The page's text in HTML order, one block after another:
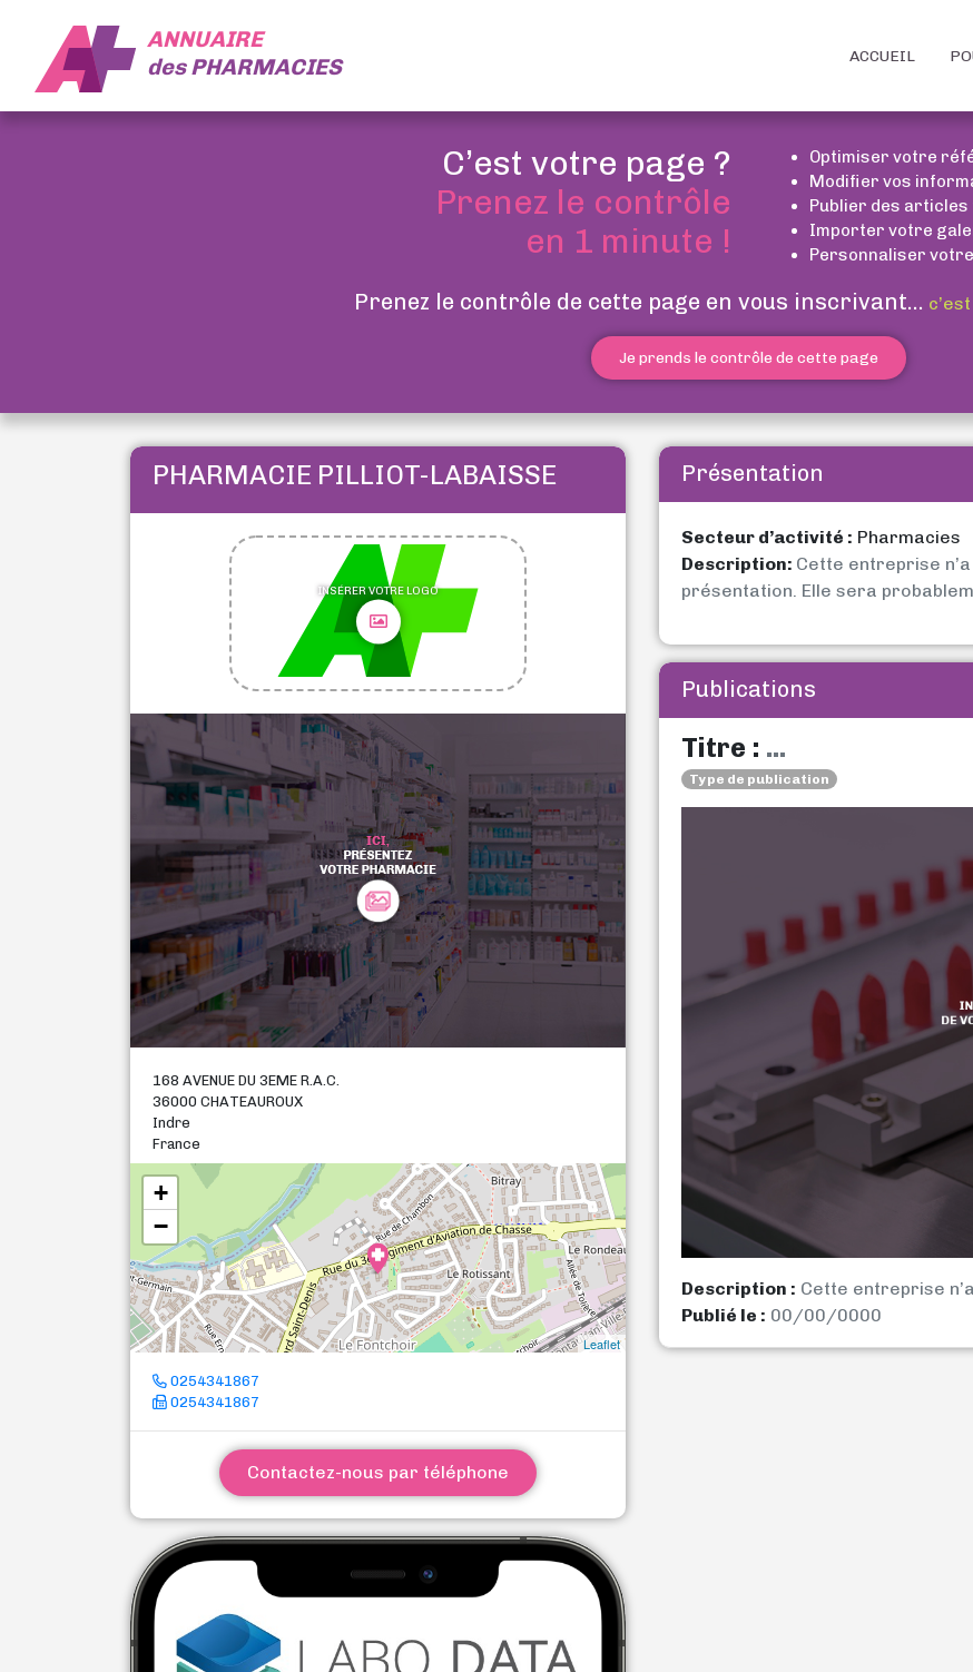
ANNUAIRE
desPHARMACIES ACCUEIL
C’est votre page ?
Prenez le contrôle
en 1 minute !
Optimiser votre
Modifier vos
Publier des
Importer votre
Personnaliser
Prenez le contrôle de cette page en vous inscrivant...
Je prends le contrôle de cette page
PHARMACIE PILLIOT-LABAISSE
INSÉRER VOTRE LOGO
168 AVENUE DU 3EME R.A.C.
36000 CHATEAUROUX
Indre
France
+
−
Leaflet
0254341867
0254341867
Contactez-nous par téléphone
Présentation
Secteur d’activité : Pharmacies
Description: Cette entreprise
présentation. Elle sera
Publications
Titre : ...
Type de publication
Description : Cette entreprise
Publié le : 00/00/0000